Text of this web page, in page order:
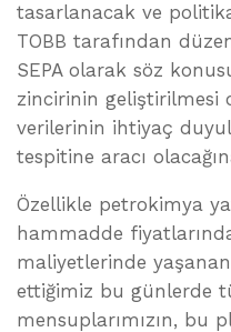
tasarlanacak ve
TOBB tarafından
SEPA olarak söz
zincirinin geliştirilmesi
verilerinin ihtiyaç
tespitine aracı
Özellikle petrokimya
hammadde
maliyetlerinde
ettiğimiz bu günlerde
mensuplarımızın, bu